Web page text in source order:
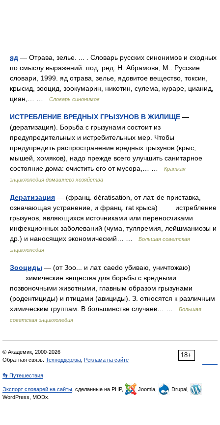
яд — Отрава, зелье. ... . Словарь русских синонимов и сходных
по смыслу выражений. под. ред. Н. Абрамова, М.: Русские
словари, 1999. яд отрава, зелье, ядовитое вещество, токсин,
крысид, зооцид, зоокумарин, никотин, сулема, кураре, цианид,
циан,… …
Словарь синонимов
ИСТРЕБЛЕНИЕ ВРЕДНЫХ ГРЫЗУНОВ В ЖИЛИЩЕ —
(дератизация). Борьба с грызунами состоит из
предупредительных и истребительных мер. Чтобы
предупредить распространение вредных грызунов (крыс,
мышей, хомяков), надо прежде всего улучшить санитарное
состояние дома: очистить его от мусора,… …
Краткая
энциклопедия домашнего хозяйства
Дератизация — (франц. dératisation, от лат. de приставка,
означающая устранение, и франц. rat крыса) истребление
грызунов, являющихся источниками или переносчиками
инфекционных заболеваний (чума, туляремия, лейшманиозы и
др.) и наносящих экономический… …
Большая советская
энциклопедия
Зооциды — (от Зоо... и лат. caedo убиваю, уничтожаю)
химические вещества для борьбы с вредными
позвоночными животными, главным образом грызунами
(родентициды) и птицами (авициды). З. относятся к различным
химическим группам. В большинстве случаев… …
Большая
советская энциклопедия
18+
© Академик, 2000-2026
Обратная связь: Техподдержка Реклама на сайте
👣 Путешествия
Экспорт словарей на сайты , сделанные на PHP, Joomla,
Drupal,
WordPress, MODx.